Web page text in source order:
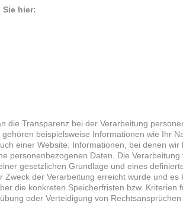
Sie hier:
die Transparenz bei der Verarbeitung
beispielsweise Informationen wie Ihr
einer Website. Informationen, bei denen
personenbezogenen Daten. Die
gesetzlichen Grundlage und eines
der Verarbeitung erreicht wurde und
die konkreten Speicherfristen bzw.
oder Verteidigung von